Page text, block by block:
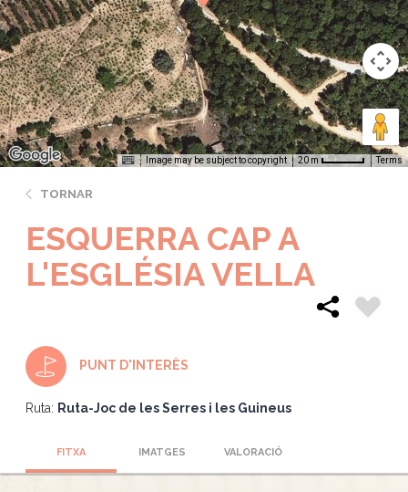
Image may be subject to copyright 20 m Terms
TORNAR
ESQUERRA CAP A
L'ESGLÉSIA VELLA
PUNT D'INTERÈS
Ruta: Ruta-Joc de les Serres i les Guineus
FITXA IMATGES VALORACIÓ